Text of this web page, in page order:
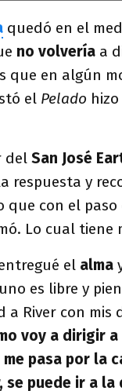
quedó en el
no volvería a
que en algún
el Pelado
del San José
respuesta y
que con el
Lo cual tiene
el alma
es libre y
River con mis
voy a dirigir a
me pasa por la
se puede ir a la